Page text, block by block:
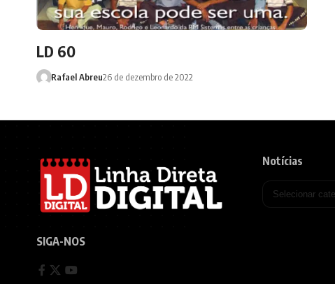
LD 60
Rafael Abreu26 de dezembro de 2022
SIGA-NOS
Notícias